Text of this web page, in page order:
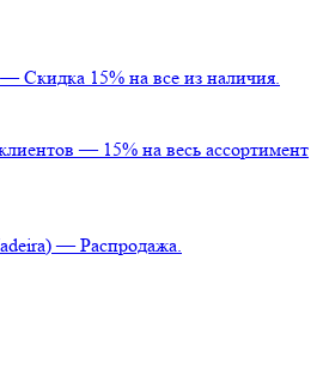
Скидка 15% на все из наличия.
— 15% на весь ассортимент
— Распродажа.